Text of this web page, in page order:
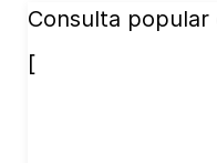
Consulta
[